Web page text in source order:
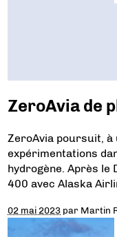
ZeroAvia de
ZeroAvia poursuit,
expérimentations
hydrogène. Après le
400 avec Alaska
02 mai 2023 par Martin